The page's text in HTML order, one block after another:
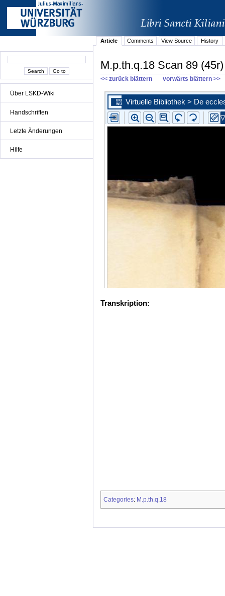
Über LSKD-Wiki
Handschriften
Letzte Änderungen
Hilfe
Article Comments View Source History
M.p.th.q.18 Scan 89 (45r)
<< zurück blättern vorwärts blättern >>
Transkription:
Categories: M.p.th.q.18